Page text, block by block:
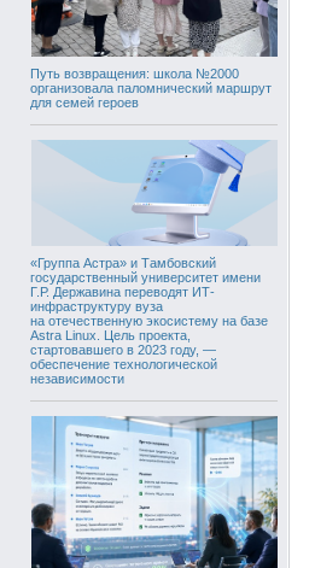
Путь возвращения: школа №2000
организовала паломнический маршрут
для семей героев
«Группа Астра» и Тамбовский
государственный университет имени
Г.Р. Державина переводят ИТ-
инфраструктуру вуза
на отечественную экосистему на базе
Astra Linux. Цель проекта,
стартовавшего в 2023 году, —
обеспечение технологической
независимости